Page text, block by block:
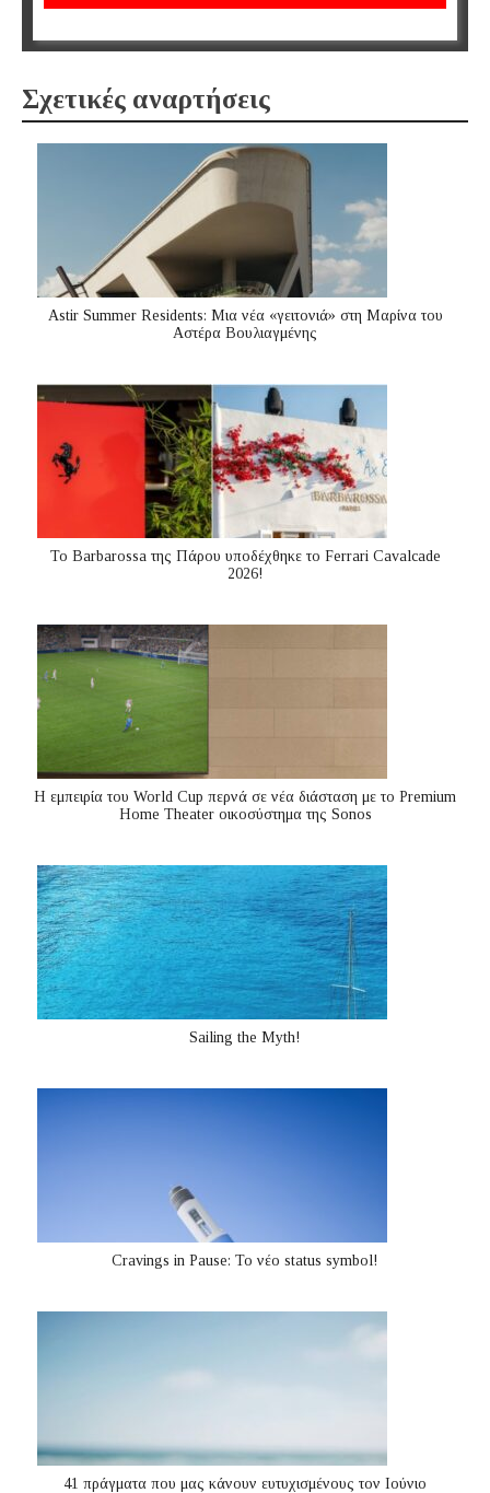
Σχετικές αναρτήσεις
Astir Summer Residents: Μια νέα «γειτονιά» στη Μαρίνα του
Αστέρα Βουλιαγμένης
Το Barbarossa της Πάρου υποδέχθηκε το Ferrari Cavalcade
2026!
Η εμπειρία του World Cup περνά σε νέα διάσταση με το Premium
Home Theater οικοσύστημα της Sonos
Sailing the Myth!
Cravings in Pause: Το νέο status symbol!
41 πράγματα που μας κάνουν ευτυχισμένους τον Ιούνιο